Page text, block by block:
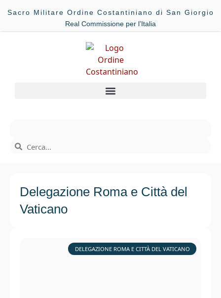
Sacro Militare Ordine Costantiniano di San Giorgio
Real Commissione per l’Italia
Delegazione Roma e Città del
Vaticano
DELEGAZIONE ROMA E CITTÀ DEL VATICANO